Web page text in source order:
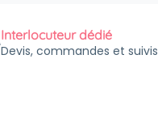
Interlocuteur dédié
Devis, commandes et suivis